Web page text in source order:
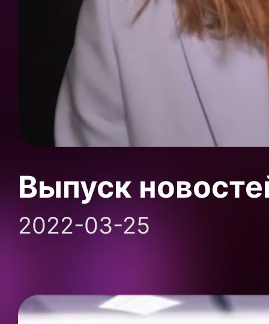
Выпуск
2022-03-25